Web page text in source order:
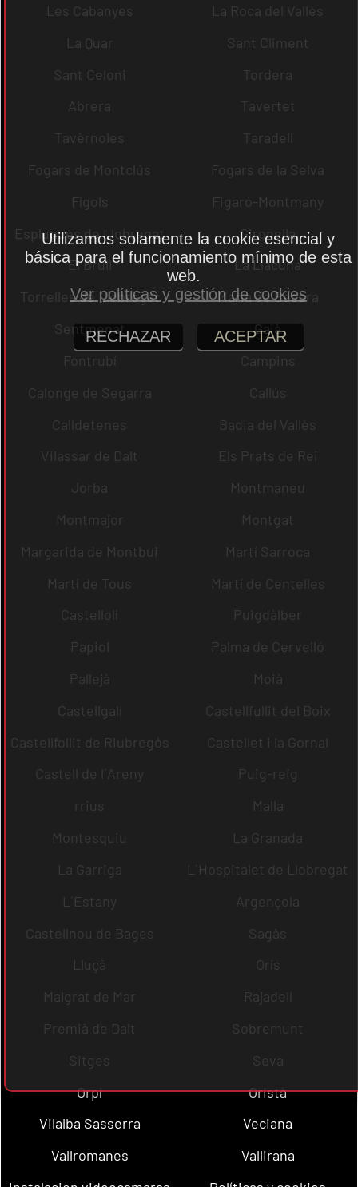
Les Cabanyes
La Roca del Vallès
La Quar
Sant Climent
Sant Celoni
Tordera
Abrera
Tavertet
Tavèrnoles
Taradell
Fogars de Montclús
Fogars de la Selva
Fígols
Figaró-Montmany
Esplugues de Llobregat
Gironella
El Brull
La Llacuna
Torrelles de Llobregat
Maria de Besora
Sentmenat
Gaià
Fontrubí
Campins
Calonge de Segarra
Callús
Calldetenes
Badia del Vallès
Vilassar de Dalt
Els Prats de Rei
Jorba
Montmaneu
Montmajor
Montgat
Margarida de Montbui
Martí Sarroca
Martí de Tous
Martí de Centelles
Castellolí
Puigdàlber
Papiol
Palma de Cervelló
Pallejà
Moià
Castellgalí
Castellfullit del Boix
Castellfollit de Riubregós
Castellet i la Gornal
Castell de l´Areny
Puig-reig
rrius
Malla
Montesquiu
La Granada
La Garriga
L´Hospitalet de Llobregat
L´Estany
Argençola
Castellnou de Bages
Sagàs
Lluçà
Orís
Malgrat de Mar
Rajadell
Premià de Dalt
Sobremunt
Sitges
Seva
Orpí
Oristà
Vilalba Sasserra
Veciana
Vallromanes
Vallirana
Utilizamos solamente la cookie esencial y
básica para el funcionamiento mínimo de esta
web.
Ver políticas y gestión de cookies
RECHAZAR ACEPTAR